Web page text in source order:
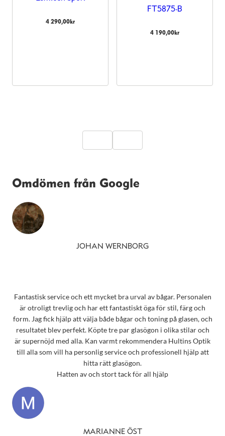
4 290,00kr
FT5875-B
4 190,00kr
Omdömen från Google
JOHAN WERNBORG
Fantastisk service och ett mycket bra urval av bågar. Personalen
är otroligt trevlig och har ett fantastiskt öga för stil, färg och
form. Jag fick hjälp att välja både bågar och toning på glasen, och
resultatet blev perfekt. Köpte tre par glasögon i olika stilar och
är supernöjd med alla. Kan varmt rekommendera Hultins Optik
till alla som vill ha personlig service och professionell hjälp att
hitta rätt glasögon.
Hatten av och stort tack för all hjälp
MARIANNE ÖST